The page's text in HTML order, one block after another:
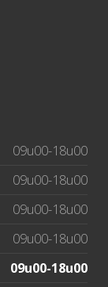
09u00-18u00
09u00-18u00
09u00-18u00
09u00-18u00
09u00-18u00